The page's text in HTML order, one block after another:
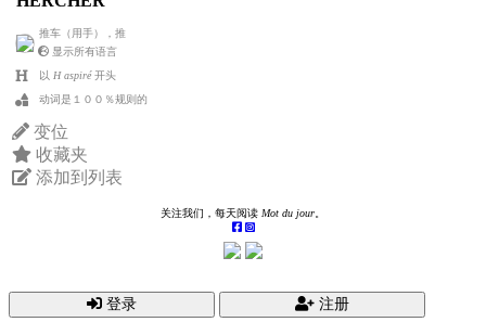
推车（用手），推
显示所有语言
以 H aspiré开头
动词是１００％规则的
变位
收藏夹
添加到列表
关注我们，每天阅读 Mot du jour
登录 注册